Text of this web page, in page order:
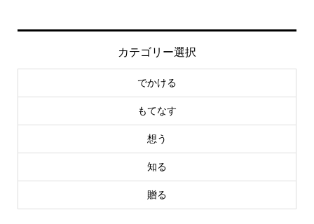
カテゴリー選択
でかける
もてなす
想う
知る
贈る